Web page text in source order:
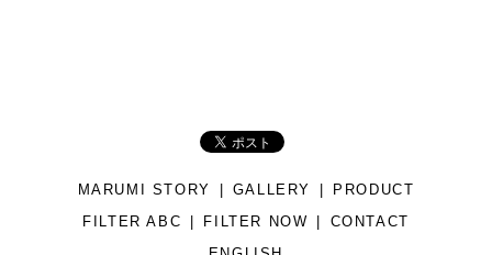
MARUMI STORY GALLERY
PRODUCT
FILTER ABC
FILTER NOW
CONTACT